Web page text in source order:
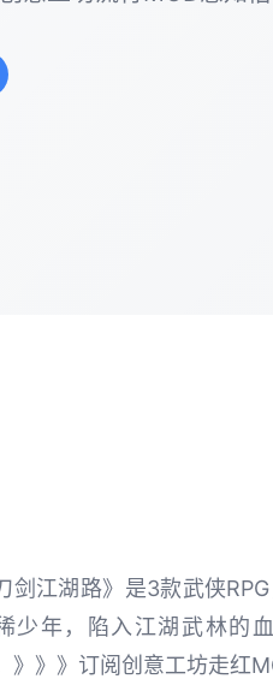
剑江湖路》是3款武侠
少年，陷入江湖武林的
》》》订阅创意工坊走红